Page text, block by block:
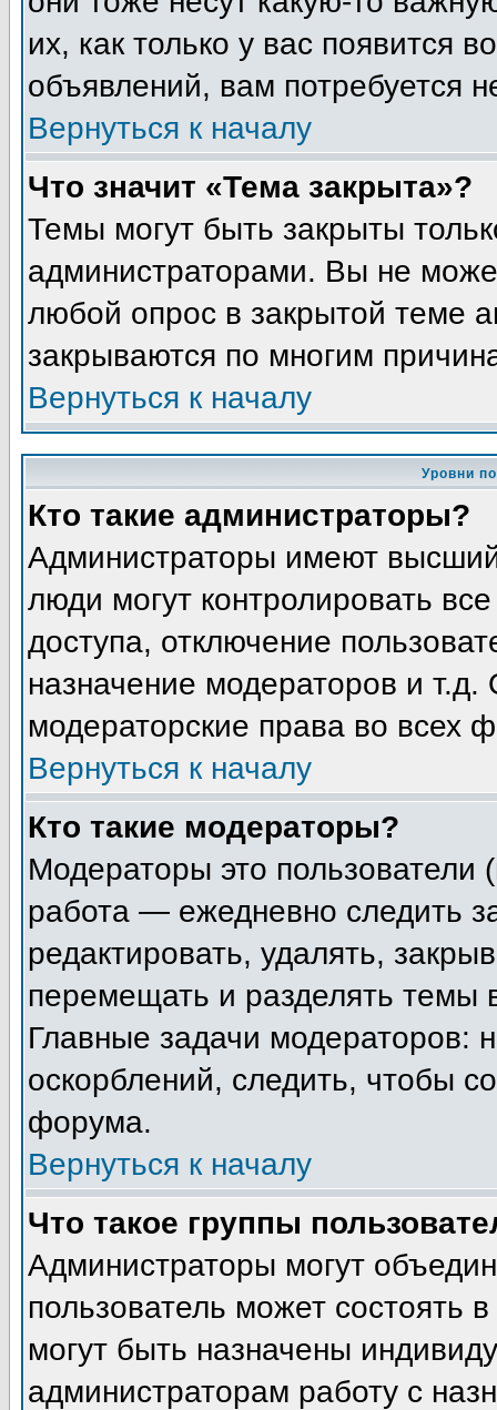
их, как только у вас появится
объявлений, вам потребуется
Вернуться к началу
Что значит «Тема закрыта»?
Темы могут быть закрыты
администраторами. Вы не
любой опрос в закрытой теме
закрываются по многим
Вернуться к началу
Уровни
Кто такие администраторы?
Администраторы имеют
люди могут контролировать
доступа, отключение
назначение модераторов и
модераторские права во всех
Вернуться к началу
Кто такие модераторы?
Модераторы это пользователи
работа — ежедневно следить
редактировать, удалять,
перемещать и разделять темы
Главные задачи модераторов:
оскорблений, следить, чтобы
форума.
Вернуться к началу
Что такое группы
Администраторы могут
пользователь может состоять
могут быть назначены
администраторам работу с